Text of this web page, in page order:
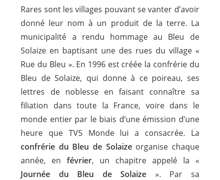
Rares sont les villages pouvant se vanter d’avoir
donné leur nom à un produit de la terre. La
municipalité a rendu hommage au Bleu de
Solaize en baptisant une des rues du village «
Rue du Bleu ». En 1996 est créée la confrérie du
Bleu de Solaize, qui donne à ce poireau, ses
lettres de noblesse en faisant connaître sa
filiation dans toute la France, voire dans le
monde entier par le biais d’une émission d’une
heure que TV5 Monde lui a consacrée. La
confrérie du Bleu de Solaizeorganise chaque
année, enfévrier, un chapitre appelé la «
Journée du Bleu de Solaize ». Par sa